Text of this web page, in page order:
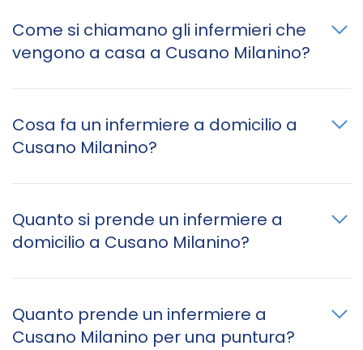
Come si chiamano gli infermieri che
vengono a casa a Cusano Milanino?
Cosa fa un infermiere a domicilio a
Cusano Milanino?
Quanto si prende un infermiere a
domicilio a Cusano Milanino?
Quanto prende un infermiere a
Cusano Milanino per una puntura?